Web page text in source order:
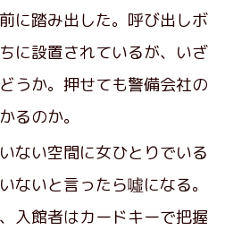
に踏み出した。呼び出しボ
に設置されているが、いざ
うか。押せても警備会社の
るのか。
ない空間に女ひとりでいる
ないと言ったら噓になる。
入館者はカードキーで把握